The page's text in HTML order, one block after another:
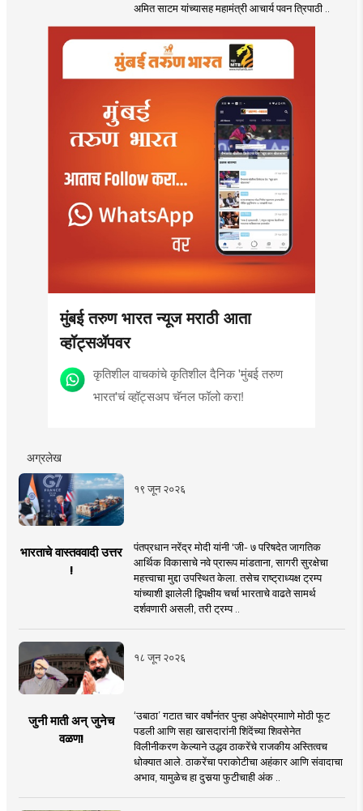
अमित साटम यांच्यासह महामंत्री आचार्य पवन त्रिपाठी ..
मुंबई तरुण भारत न्यूज मराठी आता
व्हॉट्सॲपवर
कृतिशील वाचकांचे कृतिशील दैनिक 'मुंबई तरुण
भारत'चं व्हॉट्सअप चॅनल फॉलो करा!
अग्रलेख
१९ जून २०२६
भारताचे वास्तववादी उत्तर
!
पंतप्रधान नरेंद्र मोदी यांनी 'जी- ७ परिषदेत जागतिक
आर्थिक विकासाचे नवे प्रारूप मांडताना, सागरी सुरक्षेचा
महत्त्वाचा मुद्दा उपस्थित केला. तसेच राष्ट्राध्यक्ष ट्रम्प
यांच्याशी झालेली द्विपक्षीय चर्चा भारताचे वाढते सामर्थ
दर्शवणारी असली, तरी ट्रम्प ..
१८ जून २०२६
जुनी माती अन् जुनेच
वळण!
‘उबाठा’ गटात चार वर्षांनंतर पुन्हा अपेक्षेप्रमााणे मोठी फूट
पडली आणि सहा खासदारांनी शिंदेंच्या शिवसेनेत
विलीनीकरण केल्याने उद्धव ठाकरेंचे राजकीय अस्तित्वच
धोक्यात आले. ठाकरेंचा पराकोटीचा अहंकार आणि संवादाचा
अभाव, यामुळेच हा दुसर्‍या फुटीचाही अंक ..